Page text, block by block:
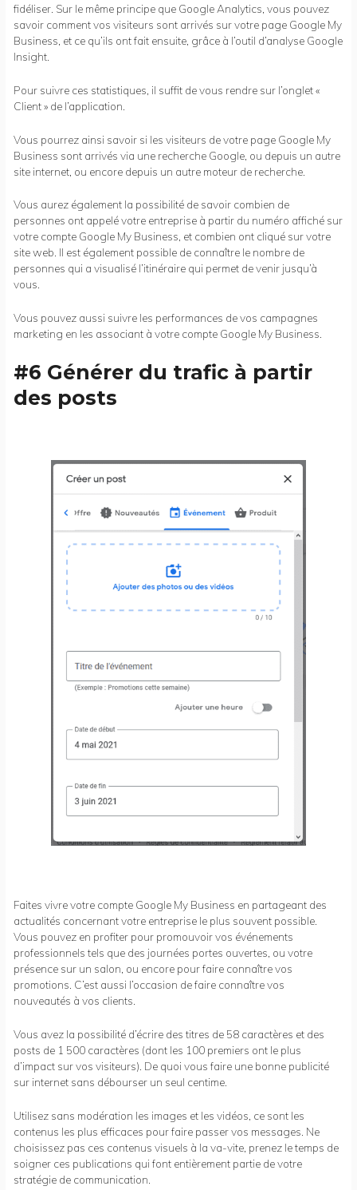
fidéliser. Sur le même principe que Google Analytics, vous pouvez
savoir comment vos visiteurs sont arrivés sur votre page Google My
Business, et ce qu’ils ont fait ensuite, grâce à l’outil d’analyse Google
Insight.
Pour suivre ces statistiques, il suffit de vous rendre sur l’onglet «
Client » de l’application.
Vous pourrez ainsi savoir si les visiteurs de votre page Google My
Business sont arrivés via une recherche Google, ou depuis un autre
site internet, ou encore depuis un autre moteur de recherche.
Vous aurez également la possibilité de savoir combien de
personnes ont appelé votre entreprise à partir du numéro affiché sur
votre compte Google My Business, et combien ont cliqué sur votre
site web. Il est également possible de connaître le nombre de
personnes qui a visualisé l’itinéraire qui permet de venir jusqu’à
vous.
Vous pouvez aussi suivre les performances de vos campagnes
marketing en les associant à votre compte Google My Business.
#6 Générer du trafic à partir
des posts
Faites vivre votre compte Google My Business en partageant des
actualités concernant votre entreprise le plus souvent possible.
Vous pouvez en profiter pour promouvoir vos événements
professionnels tels que des journées portes ouvertes, ou votre
présence sur un salon, ou encore pour faire connaître vos
promotions. C’est aussi l’occasion de faire connaître vos
nouveautés à vos clients.
Vous avez la possibilité d’écrire des titres de 58 caractères et des
posts de 1 500 caractères (dont les 100 premiers ont le plus
d’impact sur vos visiteurs). De quoi vous faire une bonne publicité
sur internet sans débourser un seul centime.
Utilisez sans modération les images et les vidéos, ce sont les
contenus les plus efficaces pour faire passer vos messages. Ne
choisissez pas ces contenus visuels à la va-vite, prenez le temps de
soigner ces publications qui font entièrement partie de votre
stratégie de communication.